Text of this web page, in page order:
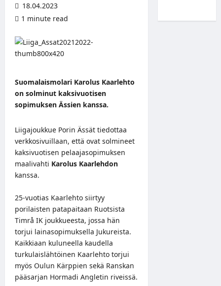
18.04.2023
1 minute read
Suomalaismolari Karolus Kaarlehto
on solminut kaksivuotisen
sopimuksen Ässien kanssa.
Liigajoukkue Porin Ässät tiedottaa
verkkosivuillaan, että ovat solmineet
kaksivuotisen pelaajasopimuksen
maalivahti Karolus Kaarlehdon
kanssa.
25-vuotias Kaarlehto siirtyy
porilaisten patapaitaan Ruotsista
Timrå IK joukkueesta, jossa hän
torjui lainasopimuksella Jukureista.
Kaikkiaan kuluneella kaudella
turkulaislähtöinen Kaarlehto torjui
myös Oulun Kärppien sekä Ranskan
pääsarjan Hormadi Angletin riveissä.